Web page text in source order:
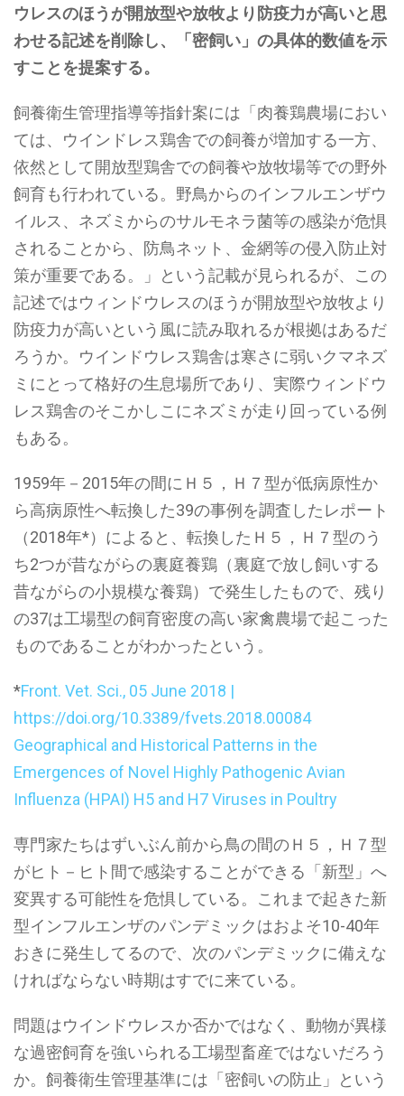
ウレスのほうが開放型や放牧より防疫力が高いと思
わせる記述を削除し、「密飼い」の具体的数値を示
すことを提案する。
飼養衛生管理指導等指針案には「肉養鶏農場におい
ては、ウインドレス鶏舎での飼養が増加する一方、
依然として開放型鶏舎での飼養や放牧場等での野外
飼育も行われている。野鳥からのインフルエンザウ
イルス、ネズミからのサルモネラ菌等の感染が危惧
されることから、防鳥ネット、金網等の侵入防止対
策が重要である。」という記載が見られるが、この
記述ではウィンドウレスのほうが開放型や放牧より
防疫力が高いという風に読み取れるが根拠はあるだ
ろうか。ウインドウレス鶏舎は寒さに弱いクマネズ
ミにとって格好の生息場所であり、実際ウィンドウ
レス鶏舎のそこかしこにネズミが走り回っている例
もある。
1959年－2015年の間にＨ５，Ｈ７型が低病原性か
ら高病原性へ転換した39の事例を調査したレポート
（2018年*）によると、転換したＨ５，Ｈ７型のう
ち2つが昔ながらの裏庭養鶏（裏庭で放し飼いする
昔ながらの小規模な養鶏）で発生したもので、残り
の37は工場型の飼育密度の高い家禽農場で起こった
ものであることがわかったという。
*Front. Vet. Sci., 05 June 2018 |
https://doi.org/10.3389/fvets.2018.00084
Geographical and Historical Patterns in the
Emergences of Novel Highly Pathogenic Avian
Influenza (HPAI) H5 and H7 Viruses in Poultry
専門家たちはずいぶん前から鳥の間のＨ５，Ｈ７型
がヒト－ヒト間で感染することができる「新型」へ
変異する可能性を危惧している。これまで起きた新
型インフルエンザのパンデミックはおよそ10-40年
おきに発生してるので、次のパンデミックに備えな
ければならない時期はすでに来ている。
問題はウインドウレスか否かではなく、動物が異様
な過密飼育を強いられる工場型畜産ではないだろう
か。飼養衛生管理基準には「密飼いの防止」という